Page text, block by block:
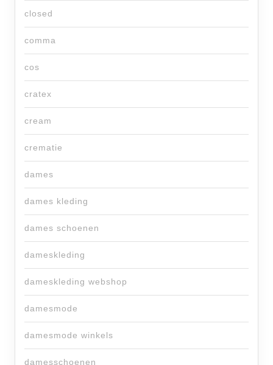
closed
comma
cos
cratex
cream
crematie
dames
dames kleding
dames schoenen
dameskleding
dameskleding webshop
damesmode
damesmode winkels
damesschoenen